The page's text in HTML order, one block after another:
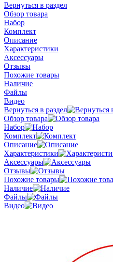
Вернуться в раздел
Обзор товара
Набор
Комплект
Описание
Характеристики
Аксессуары
Отзывы
Похожие товары
Наличие
Файлы
Видео
Вернуться в раздел
Обзор товара
Набор
Комплект
Описание
Характеристики
Аксессуары
Отзывы
Похожие товары
Наличие
Файлы
Видео